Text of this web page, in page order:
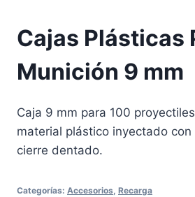
Cajas Plásticas
Munición 9 mm
Caja 9 mm para 100
material plástico inyectado
cierre dentado.
Categorías: Accesorios, Recarga